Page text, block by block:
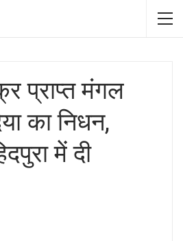
प्राप्त मंगल
का निधन,
में दी